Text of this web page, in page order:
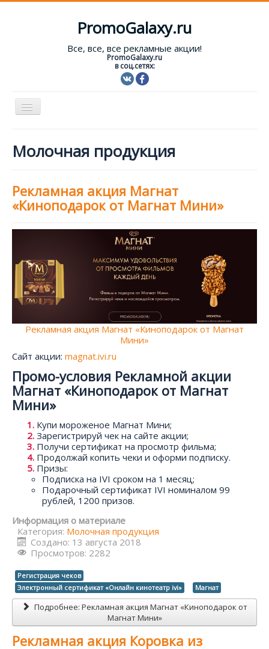
PromoGalaxy.ru
Все, все, все рекламные акции!
PromoGalaxy.ru
в соц.сетях:
Включить/
Форум
Помощь
Молочная продукция
Рекламная акция Магнат
«Киноподарок от Магнат Мини»
Рекламная акция Магнат «Киноподарок от Магнат
Мини»
Сайт акции: magnat.ivi.ru
Промо-условия Рекламной акции
Магнат «Киноподарок от Магнат
Мини»
Купи мороженое Магнат Мини;
Зарегистрируй чек на сайте акции;
Получи сертификат на просмотр фильма;
Продолжай копить чеки и оформи подписку.
Призы:
Подписка на IVI сроком на 1 месяц;
Подарочный сертификат IVI номиналом 99
рублей, 1200 призов.
Информация о материале
Категория: Молочная продукция
Создано: 13 августа 2018
Просмотров: 2282
Регистрация чеков
Электронный сертификат «Онлайн кинотеатр ivi»
Магнат
Подробнее: Рекламная акция Магнат «Киноподарок от
Магнат Мини»
Рекламная акция Коровка из